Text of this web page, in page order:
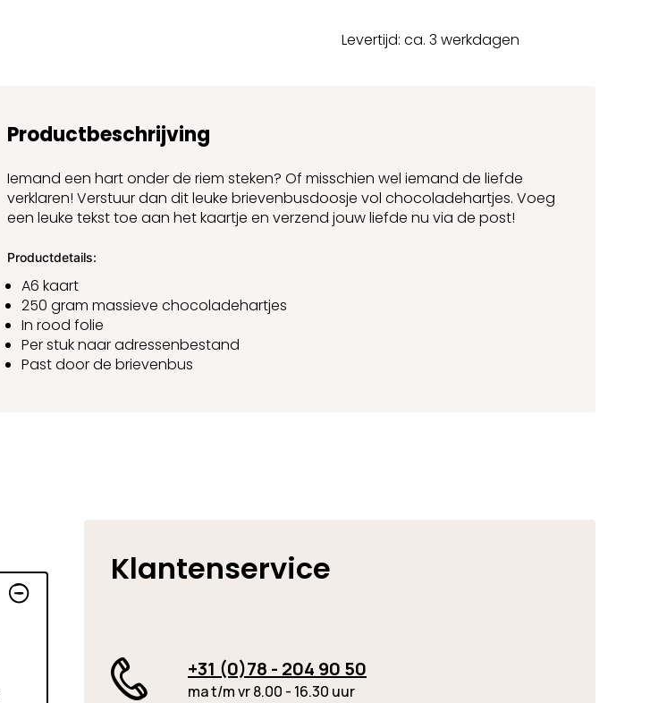
Levertijd: ca. 3 werkdagen
Productbeschrijving
Iemand een hart onder de riem steken? Of misschien wel iemand de liefde
verklaren! Verstuur dan dit leuke brievenbusdoosje vol chocoladehartjes. Voeg
een leuke tekst toe aan het kaartje en verzend jouw liefde nu via de post!
Productdetails:
A6 kaart
250 gram massieve chocoladehartjes
In rood folie
Per stuk naar adressenbestand
Past door de brievenbus
Klantenservice
+31 (0)78 - 204 90 50
ma t/m vr 8.00 - 16.30 uur